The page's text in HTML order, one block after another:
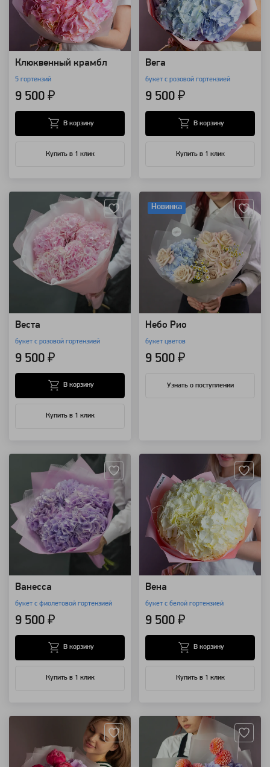
Клюквенный крамбл
5 гортензий
9 500 ₽
Купить в 1 клик
В корзину
Вега
букет с розовой гортензией
9 500 ₽
Купить в 1 клик
В корзину
Веста
букет с розовой гортензией
9 500 ₽
Купить в 1 клик
В корзину
Новинка
Небо Рио
букет цветов
9 500 ₽
Узнать о поступлении
Ванесса
букет с фиолетовой гортензией
9 500 ₽
Купить в 1 клик
В корзину
Вена
букет с белой гортензией
9 500 ₽
Купить в 1 клик
В корзину